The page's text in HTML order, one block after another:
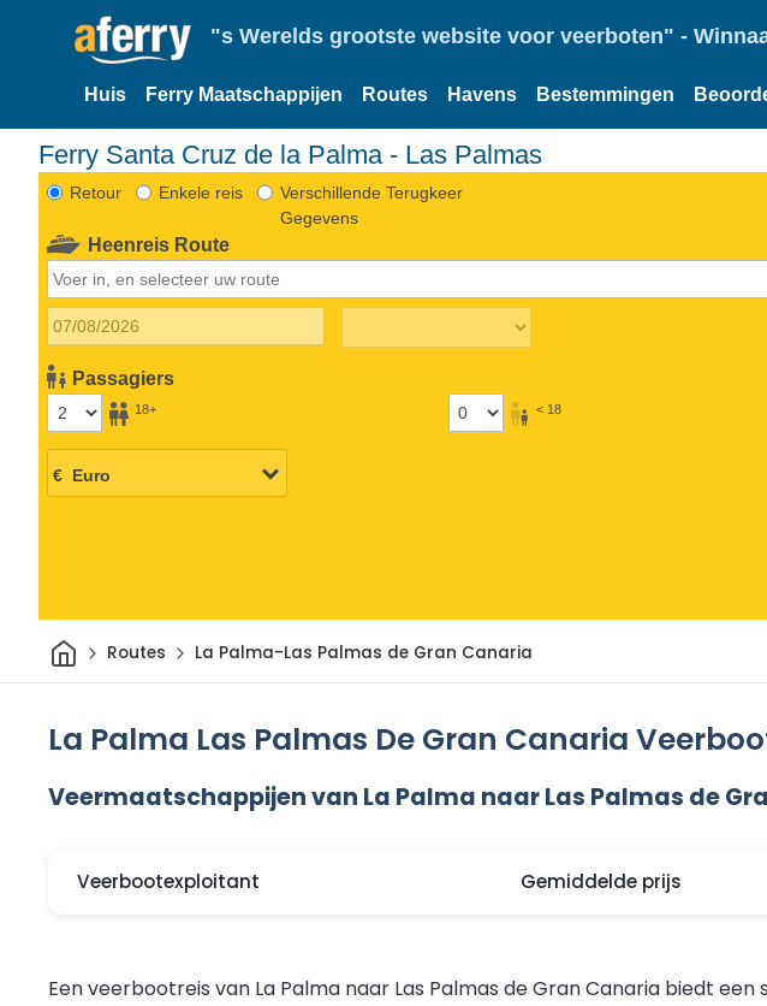
"s Werelds grootste website voor veerboten" -
Huis Ferry Maatschappijen Routes Havens Bestemmingen
Ferry Santa Cruz de la Palma - Las Palmas
Retour Enkele reis
Verschillende Terugkeer
Gegevens
Heenreis Route
Passagiers
18+ < 18
ThuisRoutes La Palma-Las Palmas de Gran Canaria
La Palma Las Palmas De Gran Canaria
Veermaatschappijen van La Palma naar Las Palmas de
Veerbootexploitant Gemiddelde prijs
Een veerbootreis van La Palma naar Las Palmas de Gran Canaria biedt